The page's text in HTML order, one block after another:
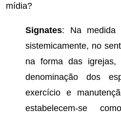
mídia?
Signates: Na medida
sistemicamente, no
na forma das
denominação dos
exercício e
estabelecem-se